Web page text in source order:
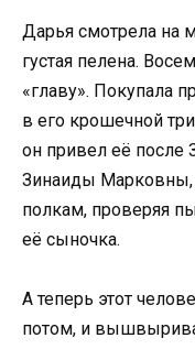
Дарья смотрела на
густая пелена.
«главу». Покупала
в его крошечной
он привел её после
Зинаиды Марковны,
полкам, проверяя
её сыночка.
А теперь этот
потом, и